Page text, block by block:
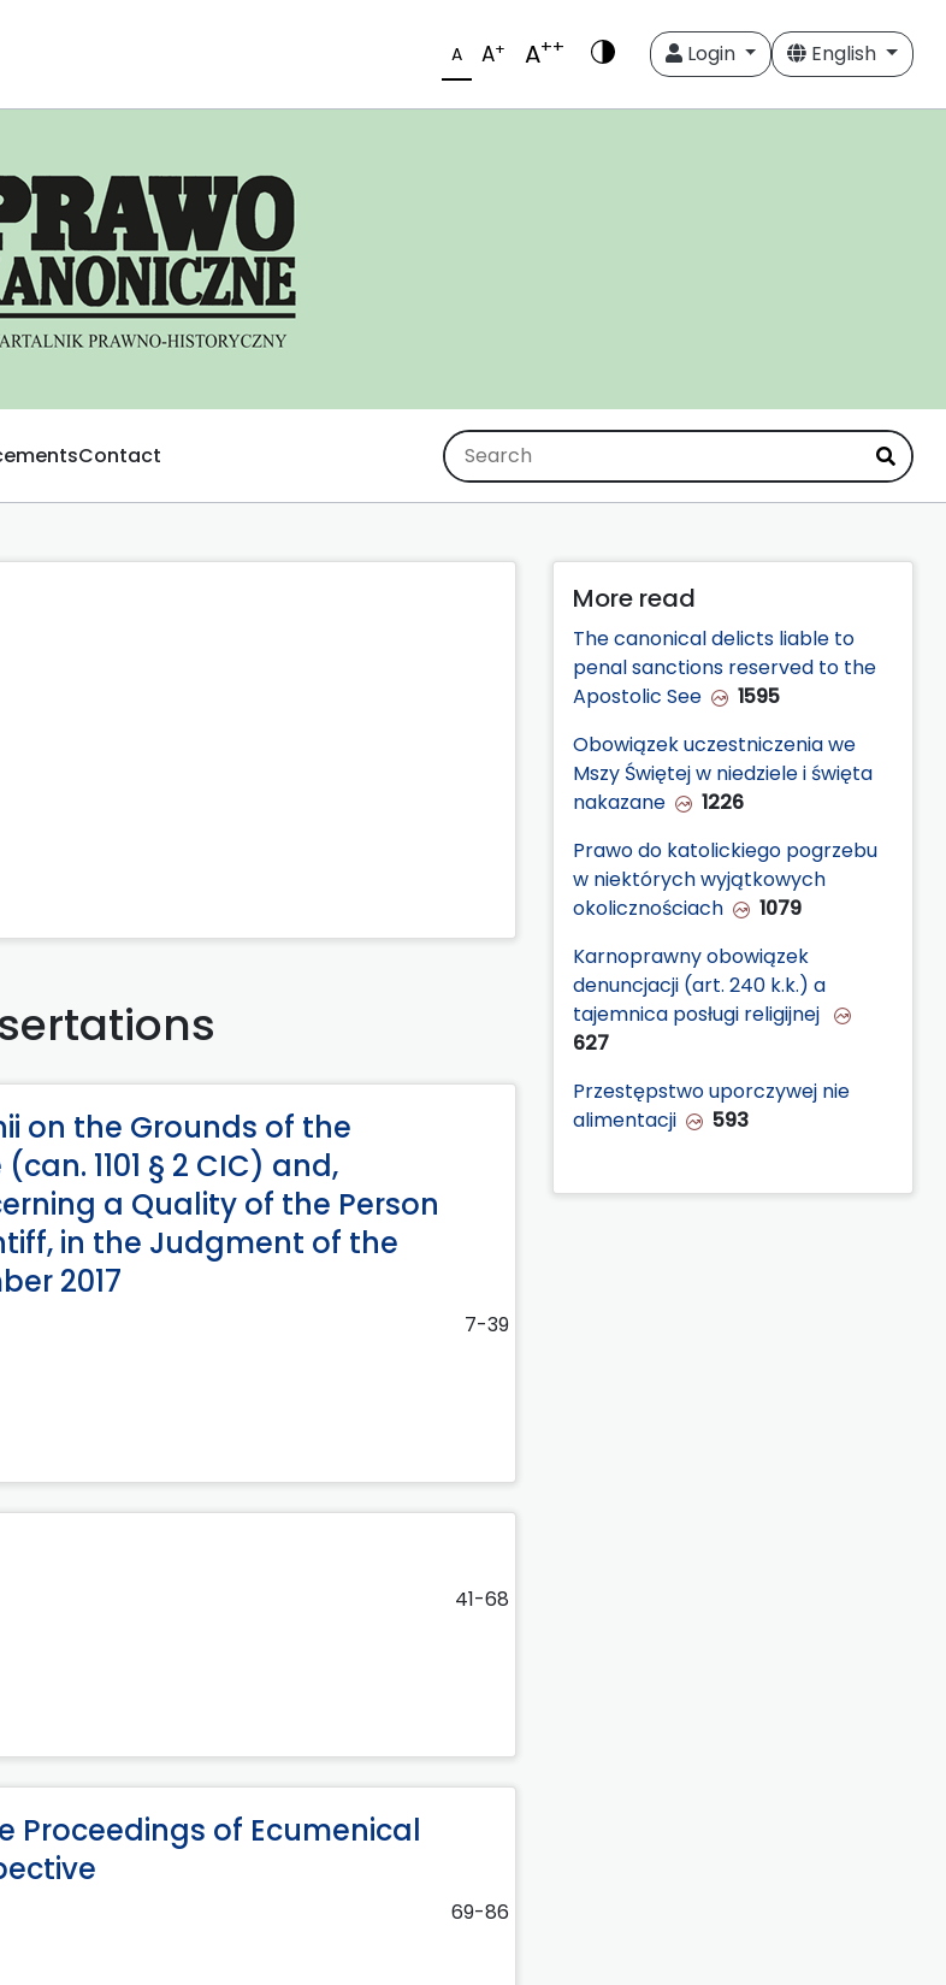
A A+ A++ Login English
Contact
on the Grounds of the
1101 § 2 CIC) and,
a Quality of the Person
in the Judgment of the
2017
7-39
41-68
Proceedings of Ecumenical
69-86
More read
The canonical delicts liable to
penal sanctions reserved to the
Apostolic See
1595
Obowiązek uczestniczenia we
Mszy Świętej w niedziele i święta
nakazane
1226
Prawo do katolickiego pogrzebu
w niektórych wyjątkowych
okolicznościach
1079
Karnoprawny obowiązek
denuncjacji (art. 240 k.k.) a
tajemnica posługi religijnej
627
Przestępstwo uporczywej nie
alimentacji
593